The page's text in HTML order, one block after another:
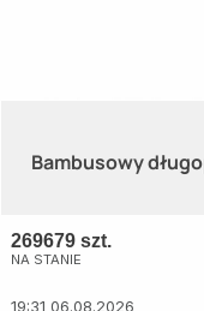
Bambusowy
269679 szt.
NA STANIE
19:31 06.08.2026